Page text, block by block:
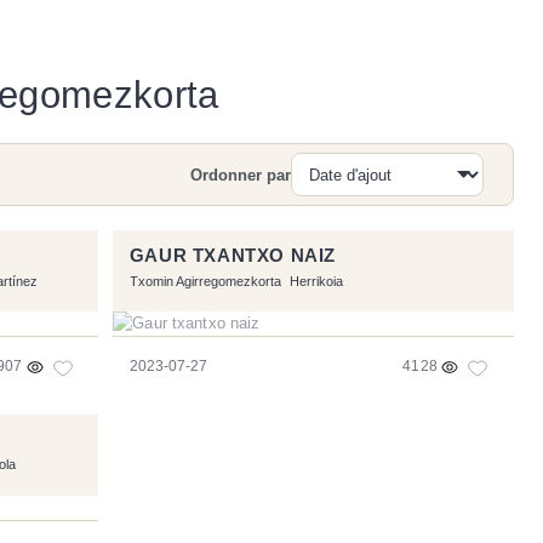
Recherche
Ordonner par
GAUR TXANTXO NAIZ
Txomin Agirregomezkorta Herrikoia
2023-07-27 4128